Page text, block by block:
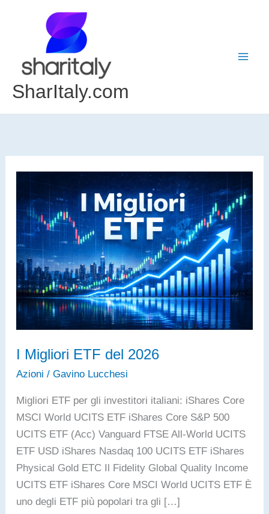
SharItaly.com
I Migliori ETF del 2026
Azioni / Gavino Lucchesi
Migliori ETF per gli investitori italiani: iShares Core
MSCI World UCITS ETF iShares Core S&P 500
UCITS ETF (Acc) Vanguard FTSE All-World UCITS
ETF USD iShares Nasdaq 100 UCITS ETF iShares
Physical Gold ETC Il Fidelity Global Quality Income
UCITS ETF iShares Core MSCI World UCITS ETF È
uno degli ETF più popolari tra gli […]